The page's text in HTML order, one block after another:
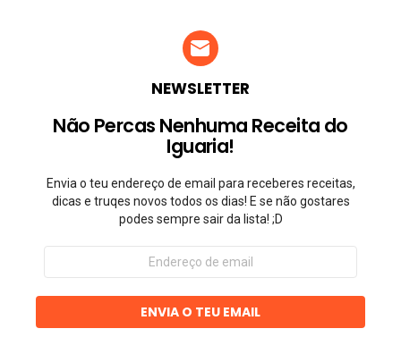
NEWSLETTER
Não Percas Nenhuma Receita do
Iguaria!
Envia o teu endereço de email para receberes receitas,
dicas e truqes novos todos os dias! E se não gostares
podes sempre sair da lista! ;D
Endereço
email
ENVIA O TEU EMAIL